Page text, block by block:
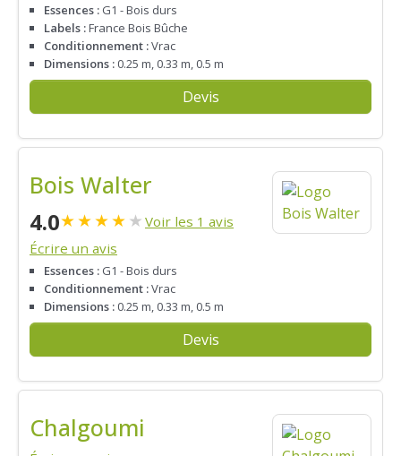
Essences : G1 - Bois durs
Labels :France Bois Bûche
Conditionnement :Vrac
Dimensions : 0.25 m, 0.33 m, 0.5 m
Devis
Bois Walter
4.0★★★★★ Voir les 1 avis
Écrire un avis
Essences : G1 - Bois durs
Conditionnement :Vrac
Dimensions : 0.25 m, 0.33 m, 0.5 m
Devis
Chalgoumi